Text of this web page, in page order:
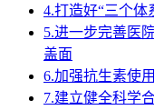
4.打造好“三个体
5.进一步完善医
盖面
6.加强抗生素使
7.建立健全科学